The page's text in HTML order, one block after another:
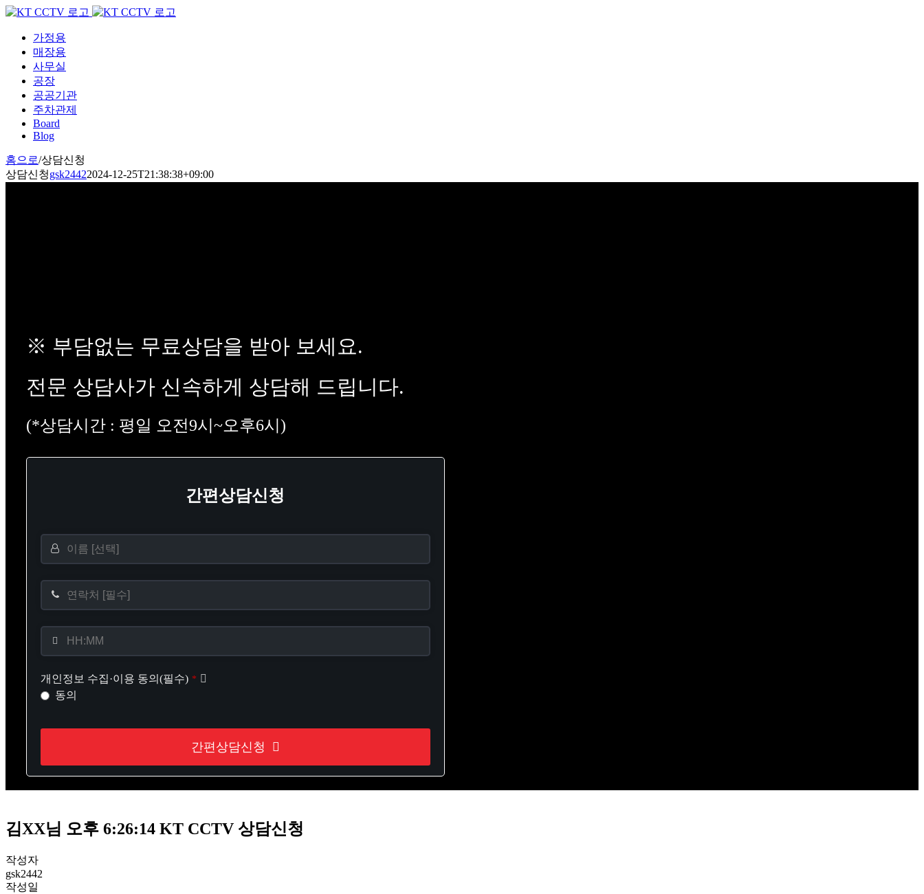
Skip
content가정용
매장용
사무실
공장
공공기관
주차관제
Board
Blog
홈으로/상담신청
상담신청gsk24422024-12-25T21:38:38+09:00
※ 부담없는 무료상담을 받아 보세요.
전문 상담사가 신속하게 상담해 드립니다.
(*상담시간 : 평일 오전9시~오후6시)
간편상담신청
개인정보 수집·이용 동의(필수) *
동의
간편상담신청
should
be
blank
김XX님 오후 6:26:14 KT CCTV 상담신청
작성자
gsk2442
작성일